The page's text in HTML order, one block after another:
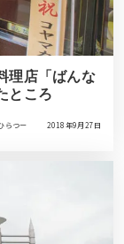
理店「ばんな
ところ
らつー 2018年9月27日